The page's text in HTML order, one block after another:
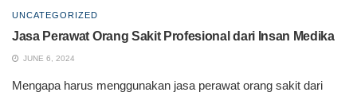
UNCATEGORIZED
Jasa Perawat Orang Sakit Profesional dari Insan Medika
JUNE 6, 2024
Mengapa harus menggunakan jasa perawat orang sakit dari